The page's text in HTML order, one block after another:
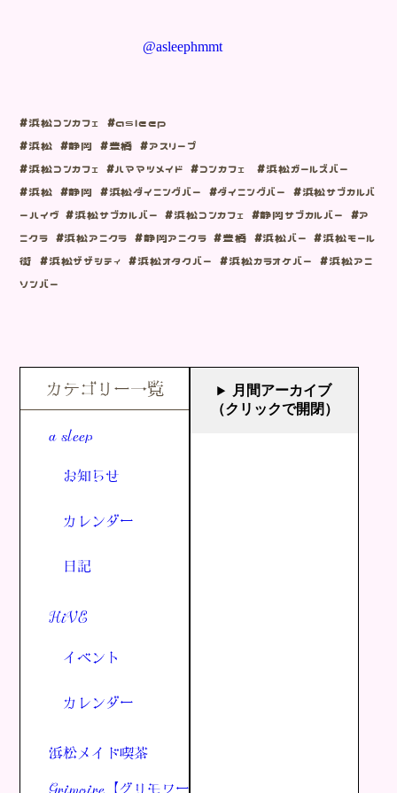
@asleephmmt
#浜松コンカフェ #asleep
#浜松 #静岡 #豊橋 #アスリープ
#浜松コンカフェ #ハママツメイド #コンカフェ #浜松ガールズバー
#浜松 #静岡 #浜松ダイニングバー #ダイニングバー #浜松サブカルバ
ーハイヴ #浜松サブカルバー #浜松コンカフェ #静岡サブカルバー #ア
ニクラ #浜松アニクラ #静岡アニクラ #豊橋 #浜松バー #浜松モール
街 #浜松ザザシティ #浜松オタクバー #浜松カラオケバー #浜松アニ
ソンバー
カテゴリー一覧
a sleep
お知らせ
カレンダー
日記
HiVE
イベント
カレンダー
浜松メイド喫茶
Grimoire【グリモワー
月間アーカイブ
（クリックで開閉）